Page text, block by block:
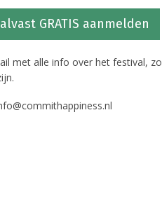
GRATIS aanmelden
met alle info over het festival,